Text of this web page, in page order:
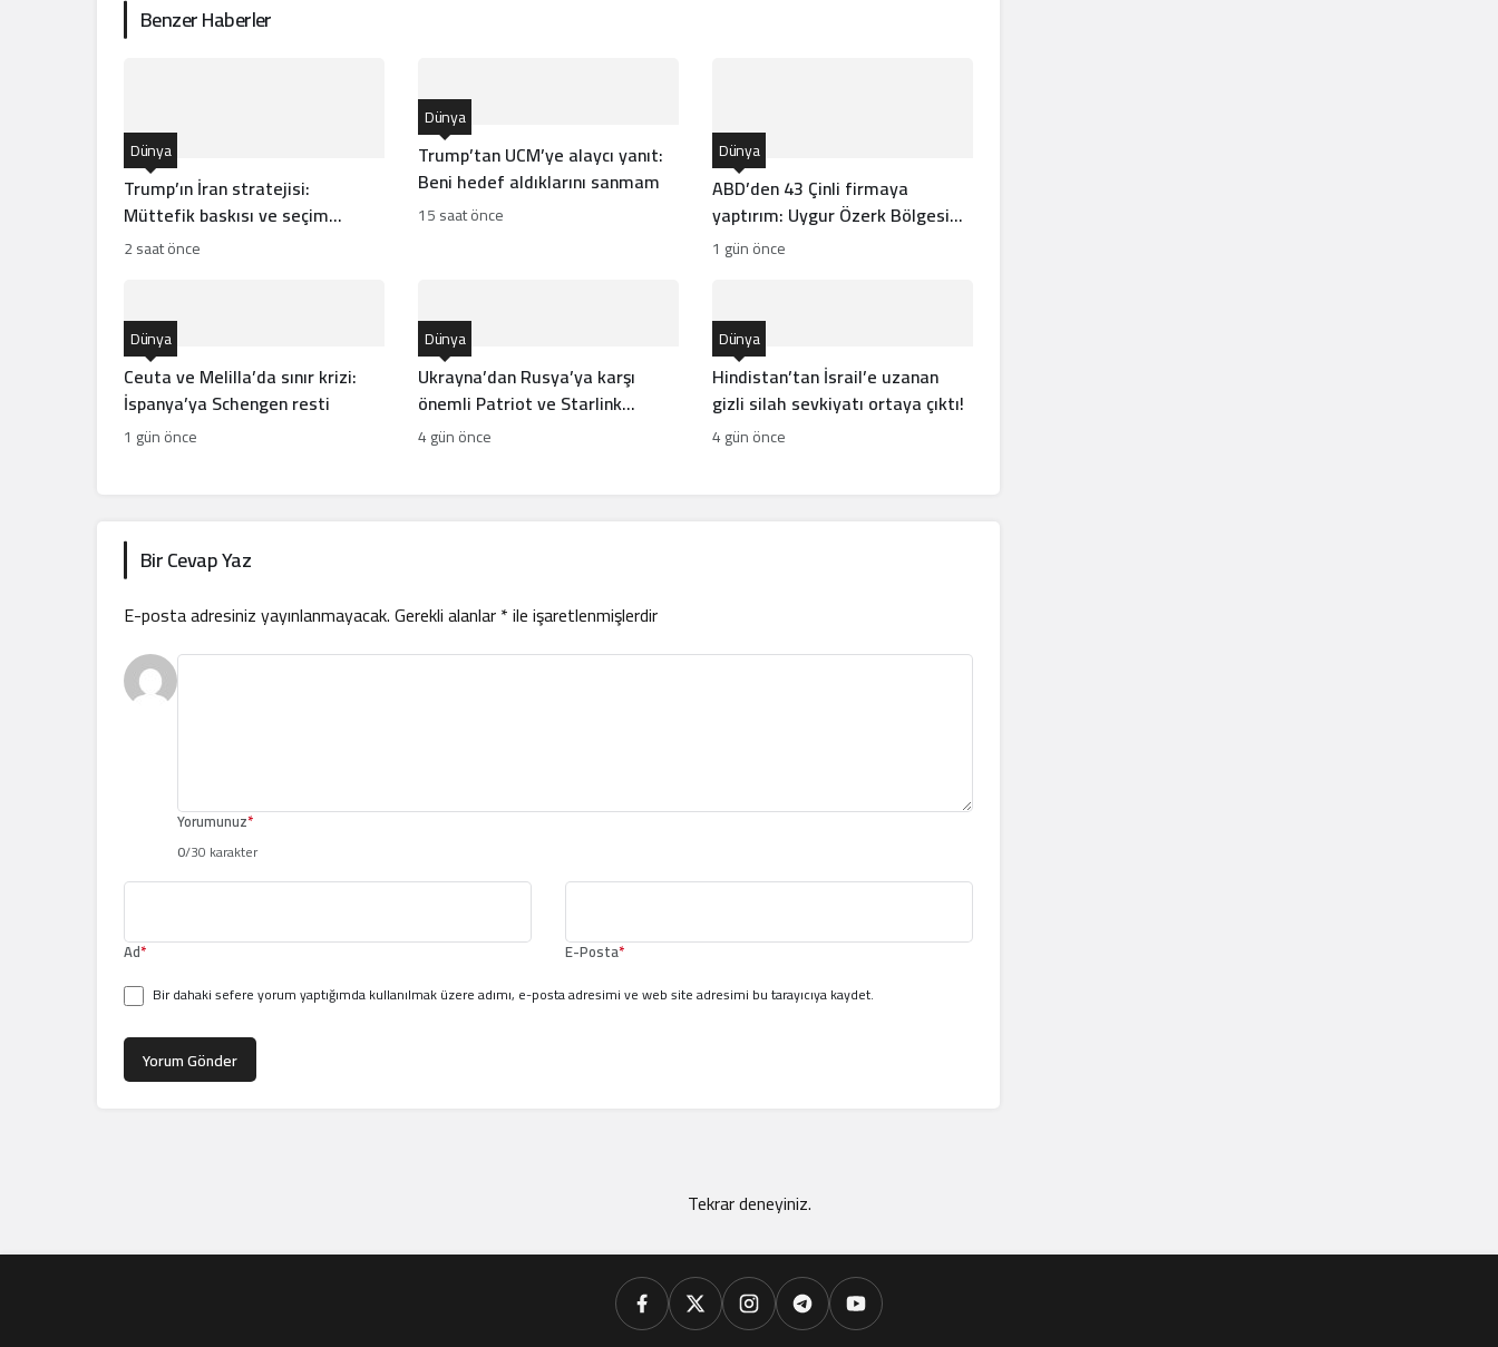
Benzer Haberler
Trump’ın İran stratejisi:
Müttefik baskısı ve seçim
hesapları arasında bocalayan
Dünya
2 saat önce
Trump’tan UCM’ye alaycı yanıt:
Beni hedef aldıklarını sanmam
Dünya
15 saat önce
ABD’den 43 Çinli firmaya
yaptırım: Uygur Özerk Bölgesi
kriz çıkardı
Dünya
1 gün önce
Ceuta ve Melilla’da sınır krizi:
İspanya’ya Schengen resti
Dünya
1 gün önce
Ukrayna’dan Rusya’ya karşı
önemli Patriot ve Starlink
hamlesi!
Dünya
4 gün önce
Hindistan’tan İsrail’e uzanan
gizli silah sevkiyatı ortaya çıktı!
Dünya
4 gün önce
Bir Cevap Yaz
E-posta adresiniz yayınlanmayacak.Gerekli alanlar*ile işaretlenmişlerdir
Yorumunuz*
0/30 karakter
Ad* E-Posta*
Bir dahaki sefere yorum yaptığımda kullanılmak üzere adımı, e-posta adresimi ve web site adresimi bu tarayıcıya kaydet.
Yorum Gönder
Tekrar deneyiniz.